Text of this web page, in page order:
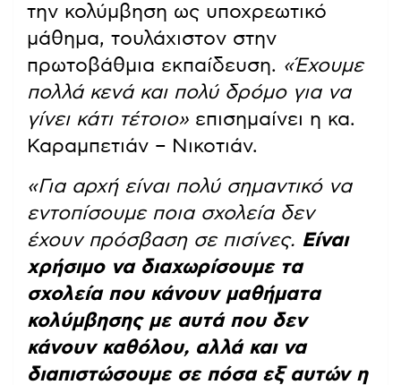
την κολύμβηση ως υποχρεωτικό
μάθημα, τουλάχιστον στην
πρωτοβάθμια εκπαίδευση. «Έχουμε
πολλά κενά και πολύ δρόμο για να
γίνει κάτι τέτοιο» επισημαίνει η κα.
Καραμπετιάν – Νικοτιάν.
«Για αρχή είναι πολύ σημαντικό να
εντοπίσουμε ποια σχολεία δεν
έχουν πρόσβαση σε πισίνες. Είναι
χρήσιμο να διαχωρίσουμε τα
σχολεία που κάνουν μαθήματα
κολύμβησης με αυτά που δεν
κάνουν καθόλου, αλλά και να
διαπιστώσουμε σε πόσα εξ αυτών η